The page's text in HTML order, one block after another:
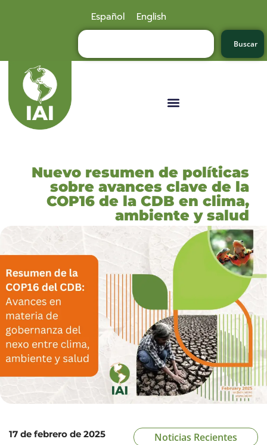
Español English
Buscar
Nuevo resumen de políticas
sobre avances clave de la
COP16 de la CDB en clima,
ambiente y salud
17 de febrero de 2025
Noticias Recientes